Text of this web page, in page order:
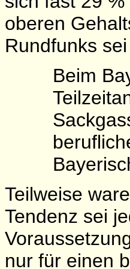
oberen
Rundfunks
Beim
Teilweise
Tendenz sei
nur für einen